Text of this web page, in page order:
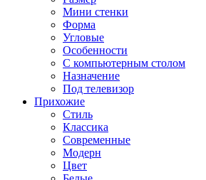
Мини стенки
Форма
Угловые
Особенности
С компьютерным столом
Назначение
Под телевизор
Прихожие
Стиль
Классика
Современные
Модерн
Цвет